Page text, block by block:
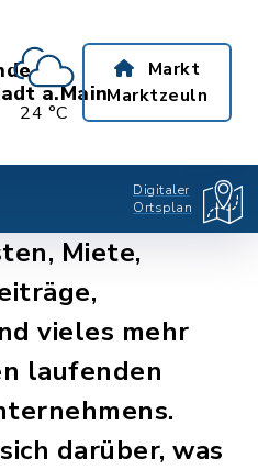
a.Main
24 °C
Markt
Marktzeuln
Digitaler
Ortsplan
Miete,
vieles mehr
laufenden
darüber, was